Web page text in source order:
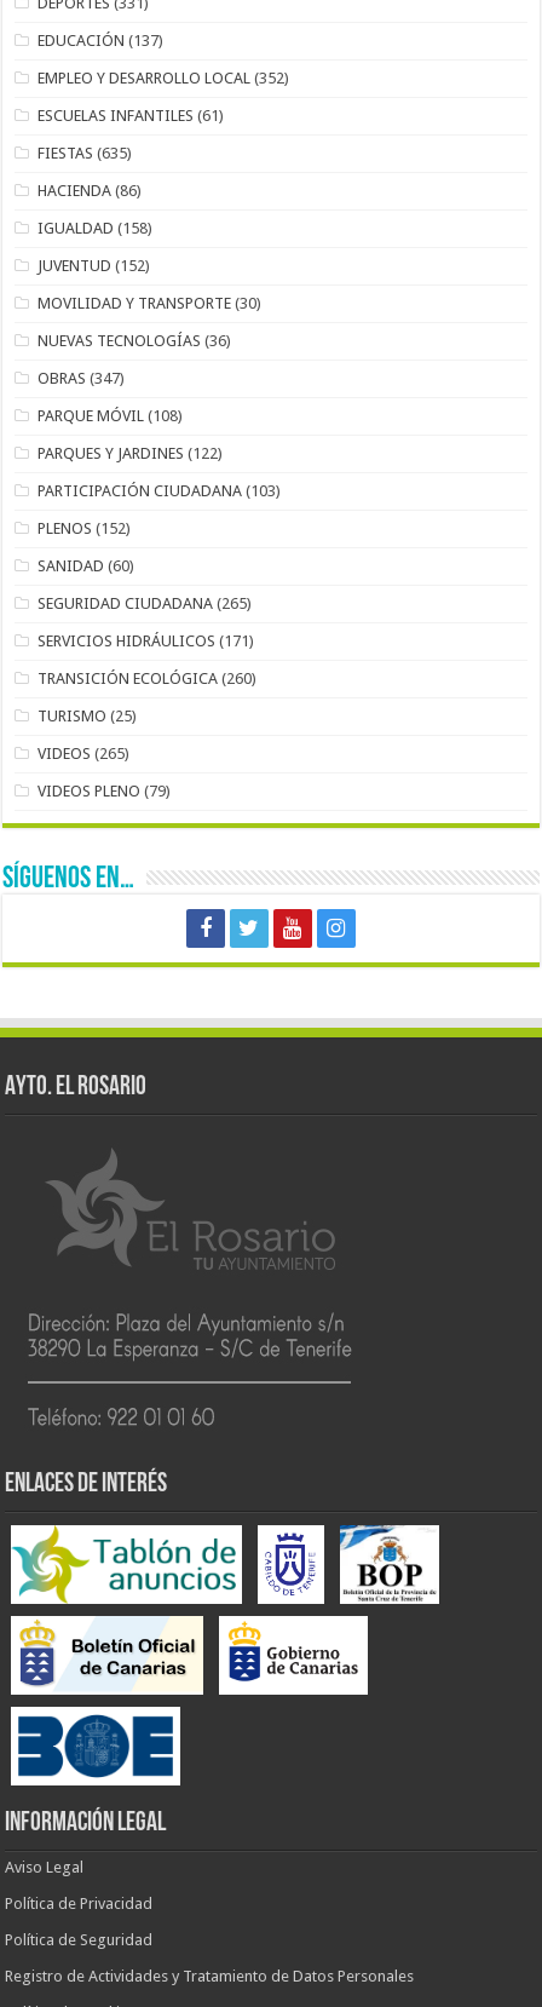
EDUCACIÓN (137)
EMPLEO Y DESARROLLO LOCAL (352)
ESCUELAS INFANTILES (61)
FIESTAS (635)
HACIENDA (86)
IGUALDAD (158)
JUVENTUD (152)
MOVILIDAD Y TRANSPORTE (30)
NUEVAS TECNOLOGÍAS (36)
OBRAS (347)
PARQUE MÓVIL (108)
PARQUES Y JARDINES (122)
PARTICIPACIÓN CIUDADANA (103)
PLENOS (152)
SANIDAD (60)
SEGURIDAD CIUDADANA (265)
SERVICIOS HIDRÁULICOS (171)
TRANSICIÓN ECOLÓGICA (260)
TURISMO (25)
VIDEOS (265)
VIDEOS PLENO (79)
SÍGUENOS EN…
AYTO. EL ROSARIO
ENLACES DE INTERÉS
INFORMACIÓN LEGAL
Aviso Legal
Política de Privacidad
Política de Seguridad
Registro de Actividades y Tratamiento de Datos Personales